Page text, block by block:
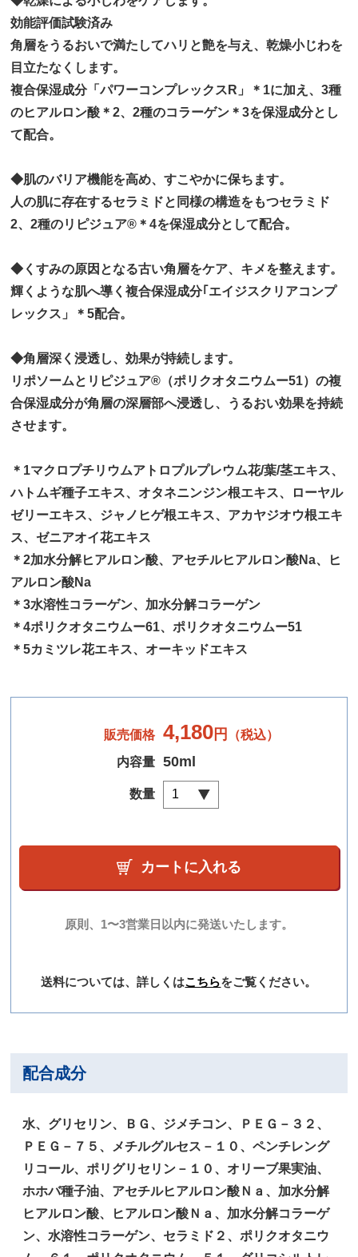
効能評価試験済み
角層をうるおいで満たしてハリと艶を与え、乾燥小じわを
目立たなくします。
複合保湿成分「パワーコンプレックスR」＊1に加え、3種
のヒアルロン酸＊2、2種のコラーゲン＊3を保湿成分とし
て配合。
◆肌のバリア機能を高め、すこやかに保ちます。
人の肌に存在するセラミドと同様の構造をもつセラミド
2、2種のリピジュア®＊4を保湿成分として配合。
◆くすみの原因となる古い角層をケア、キメを整えます。
輝くような肌へ導く複合保湿成分｢エイジスクリアコンプ
レックス」＊5配合。
◆角層深く浸透し、効果が持続します。
リポソームとリピジュア®（ポリクオタニウムー51）の複
合保湿成分が角層の深層部へ浸透し、うるおい効果を持続
させます。
＊1マクロプチリウムアトロプルプレウム花/葉/茎エキス、
ハトムギ種子エキス、オタネニンジン根エキス、ローヤル
ゼリーエキス、ジャノヒゲ根エキス、アカヤジオウ根エキ
ス、ゼニアオイ花エキス
＊2加水分解ヒアルロン酸、アセチルヒアルロン酸Na、ヒ
アルロン酸Na
＊3水溶性コラーゲン、加水分解コラーゲン
＊4ポリクオタニウムー61、ポリクオタニウムー51
＊5カミツレ花エキス、オーキッドエキス
販売価格 4,180 円
（税込）
内容量 50ml
数量
カートに入れる
原則、1〜3営業日以内に発送いたします。
送料については、詳しくはこちらをご覧ください。
配合成分
水、グリセリン、ＢＧ、ジメチコン、ＰＥＧ－３２、
ＰＥＧ－７５、メチルグルセス－１０、ペンチレング
リコール、ポリグリセリン－１０、オリーブ果実油、
ホホバ種子油、アセチルヒアルロン酸Ｎａ、加水分解
ヒアルロン酸、ヒアルロン酸Ｎａ、加水分解コラーゲ
ン、水溶性コラーゲン、セラミド２、ポリクオタニウ